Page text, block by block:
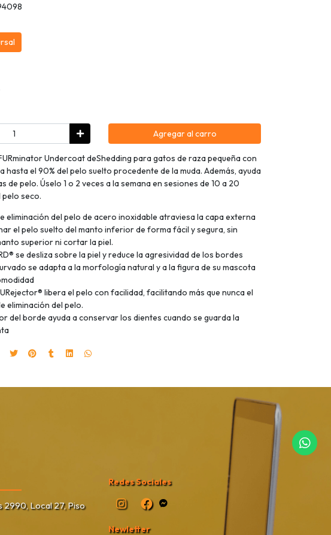
Agregar al carro
Undercoat deShedding para gatos de raza pequeña con
hasta el 90% del pelo suelto procedente de la muda. Además, ayuda
de pelo. Úselo 1 o 2 veces a la semana en sesiones de 10 a 20
seco.
eliminación del pelo de acero inoxidable atraviesa la capa externa
el pelo suelto del manto inferior de forma fácil y segura, sin
superior ni cortar la piel.
se desliza sobre la piel y reduce la agresividad de los bordes
se adapta a la morfología natural y a la figura de su mascota
libera el pelo con facilidad, facilitando más que nunca el
eliminación del pelo.
del borde ayuda a conservar los dientes cuando se guarda la
2990, Local 27, Piso
Redes Sociales
Newletter